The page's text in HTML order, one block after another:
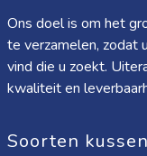
Ons doel is om het
te verzamelen, zodat
vind die u zoekt.
kwaliteit en
Soorten